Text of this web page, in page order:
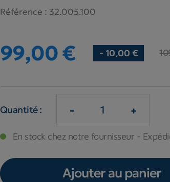
Référence : 32.005.100
99,00 € - 10,00 €
Quantité : - +
En stock chez notre fournisseur -
Ajouter au panier